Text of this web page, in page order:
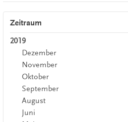
Zeitraum
2019
Dezember
November
Oktober
September
August
Juni